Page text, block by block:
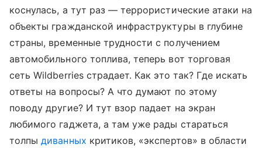
коснулась, а тут раз — террористические атаки на
объекты гражданской инфраструктуры в глубине
страны, временные трудности с получением
автомобильного топлива, теперь вот торговая
сеть Wildberries страдает. Как это так? Где искать
ответы на вопросы? А что думают по этому
поводу другие? И тут взор падает на экран
любимого гаджета, а там уже рады стараться
толпыдиванных критиков, «экспертов» в области